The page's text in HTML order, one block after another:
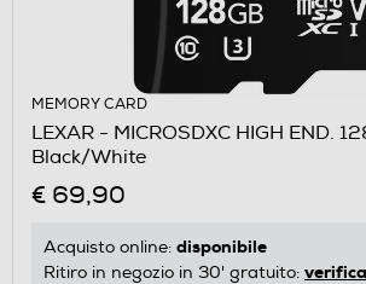
MEMORY CARD
LEXAR - MICROSDXC HIGH END.
Black/White
€ 69,90
Acquisto online: disponibile
Ritiro in negozio in 30' gratuito: verifica